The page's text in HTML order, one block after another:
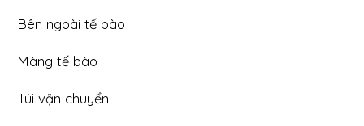
Bên ngoài tế bào
Màng tế bào
Túi vận chuyển